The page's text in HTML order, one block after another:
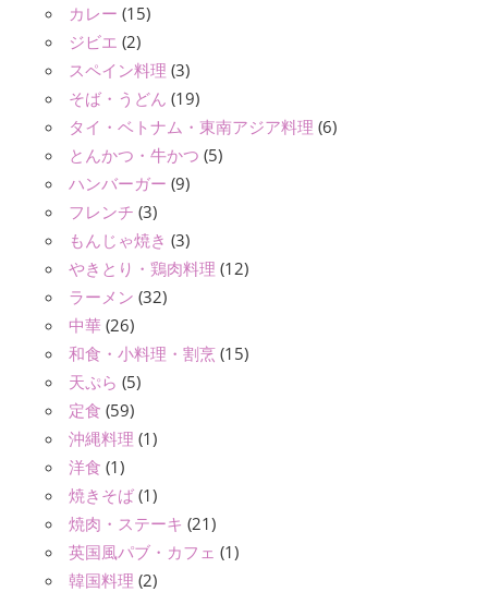
カレー (15)
ジビエ (2)
スペイン料理 (3)
そば・うどん (19)
タイ・ベトナム・東南アジア料理 (6)
とんかつ・牛かつ (5)
ハンバーガー (9)
フレンチ (3)
もんじゃ焼き (3)
やきとり・鶏肉料理 (12)
ラーメン (32)
中華 (26)
和食・小料理・割烹 (15)
天ぷら (5)
定食 (59)
沖縄料理 (1)
洋食 (1)
焼きそば (1)
焼肉・ステーキ (21)
英国風パブ・カフェ (1)
韓国料理 (2)